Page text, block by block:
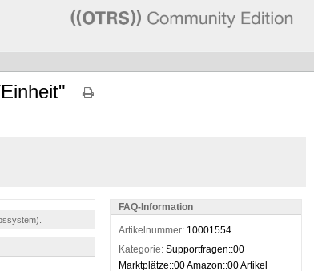
FAQ-Information
Artikelnummer: 10001554
Kategorie: Supportfragen::00
Marktplätze::00 Amazon::00 Artikel